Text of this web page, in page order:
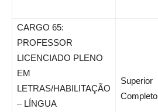
CARGO 65:
PROFESSOR
LICENCIADO PLENO
EM
LETRAS/HABILITAÇÃO
– LÍNGUA
Superior
Completo